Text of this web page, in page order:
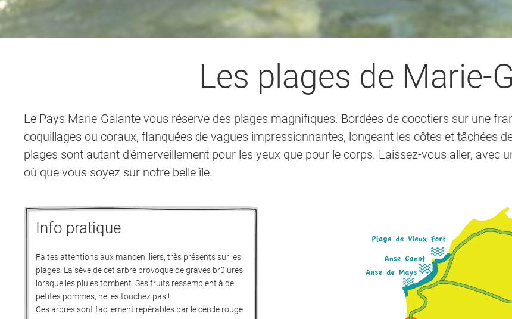
Les plages de Marie-
Le Pays Marie-Galante vous réserve des plages magnifiques. Bordées de cocotiers sur une
coquillages ou coraux, flanquées de vagues impressionnantes, longeant les côtes et tâchées
plages sont autant d'émerveillement pour les yeux que pour le corps. Laissez-vous aller, avec
où que vous soyez sur notre belle île.
Info pratique
Faites attentions aux mancenilliers, très présents sur les
plages. La sève de cet arbre provoque de graves brûlures
lorsque les pluies tombent. Ses fruits ressemblent à de
petites pommes, ne les touchez pas !
Ces arbres sont facilement repérables par le cercle rouge